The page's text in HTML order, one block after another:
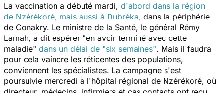
La vaccination a débuté mardi, d'abord dans la région
de Nzérékoré, mais aussi à Dubréka, dans la périphérie
de Conakry. Le ministre de la Santé, le général Rémy
Lamah, a dit espérer "en avoir terminé avec cette
maladie" dans un délai de "six semaines". Mais il faudra
pour cela vaincre les réticentes des populations,
conviennent les spécialistes. La campagne s'est
poursuivie mercredi à l'hôpital régional de Nzérékoré, où